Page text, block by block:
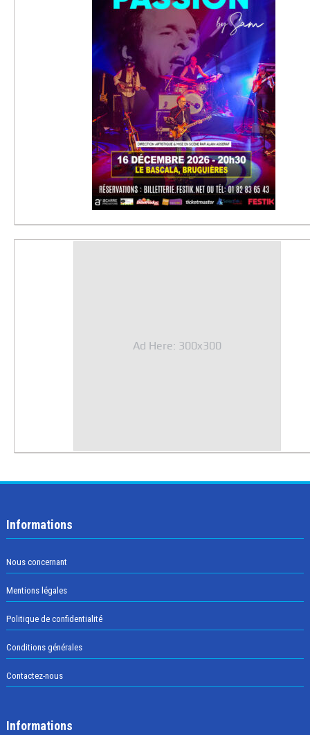
Ad Here: 300x300
Informations
Nous concernant
Mentions légales
Politique de confidentialité
Conditions générales
Contactez-nous
Informations